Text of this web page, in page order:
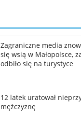
Zagraniczne media
się wsią w Małopolsce,
odbiło się na turystyce
12 latek uratował
mężczyznę